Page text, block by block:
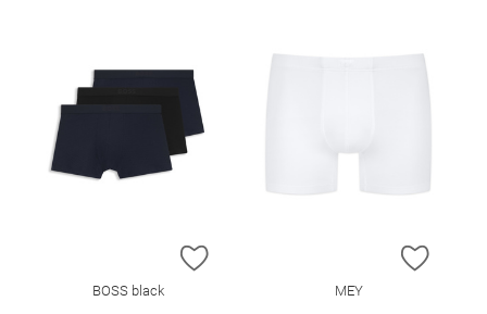
ZUR WUNSCHLISTE HINZUFÜGEN
BOSS black
ZUR
MEY